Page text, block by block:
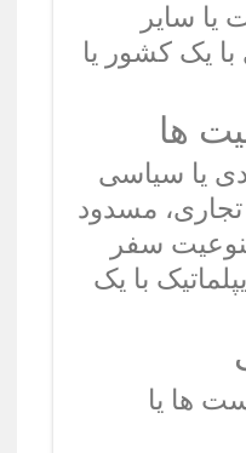
یا سایر
یک کشور یا
ها
یا سیاسی
مسدود
سفر
با یک
ها یا